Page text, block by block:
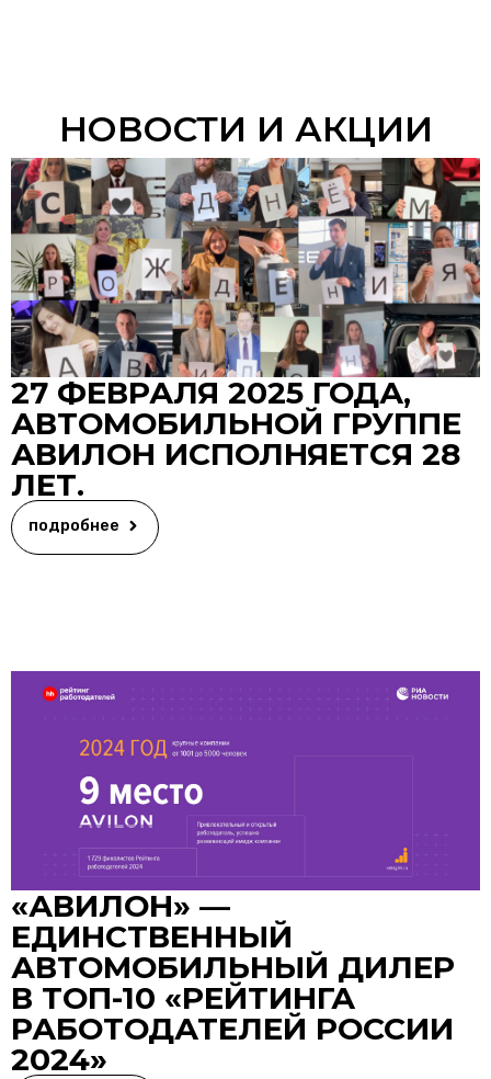
НОВОСТИ И АКЦИИ
27 ФЕВРАЛЯ 2025 ГОДА,
АВТОМОБИЛЬНОЙ ГРУППЕ
АВИЛОН ИСПОЛНЯЕТСЯ 28
ЛЕТ.
подробнее
«АВИЛОН» —
ЕДИНСТВЕННЫЙ
АВТОМОБИЛЬНЫЙ ДИЛЕР
В ТОП-10 «РЕЙТИНГА
РАБОТОДАТЕЛЕЙ РОССИИ
2024»